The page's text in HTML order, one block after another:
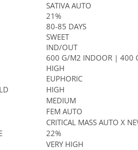
SATIVA AUTO
21%
80-85 DAYS
SWEET
IND/OUT
600 G/M2 INDOOR | 400
HIGH
EUPHORIC
HIGH
MEDIUM
FEM AUTO
CRITICAL MASS AUTO X
22%
VERY HIGH